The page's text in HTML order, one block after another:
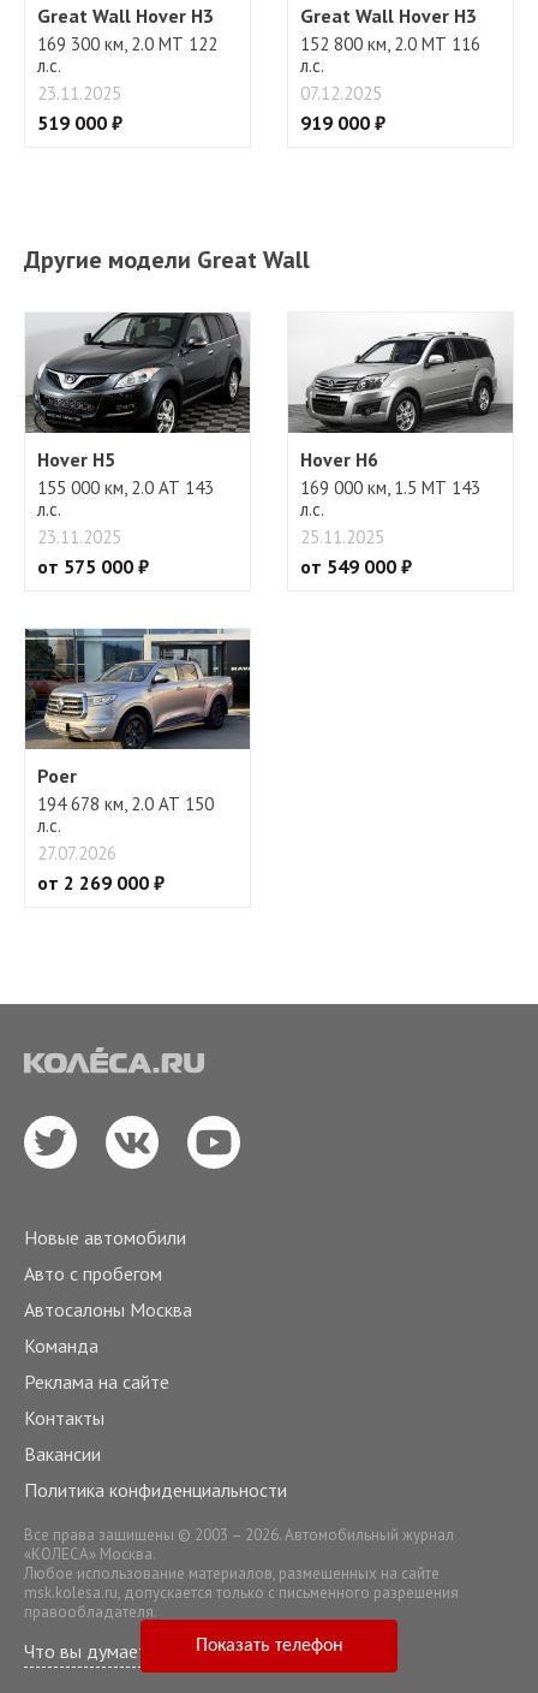
Показать телефон
Great Wall Hover H3
169 300 км, 2.0 МТ 122
л.с.
23.11.2025
519 000 ₽
Great Wall Hover H3
152 800 км, 2.0 МТ 116
л.с.
07.12.2025
919 000 ₽
Другие модели Great Wall
Hover H5
155 000 км, 2.0 АТ 143
л.с.
23.11.2025
от 575 000 ₽
Hover H6
169 000 км, 1.5 МТ 143
л.с.
25.11.2025
от 549 000 ₽
Poer
194 678 км, 2.0 АТ 150
л.с.
27.07.2026
от 2 269 000 ₽
Новые автомобили
Авто с пробегом
Автосалоны Москва
Команда
Реклама на сайте
Контакты
Вакансии
Политика конфиденциальности
Все права защищены © 2003 – 2026. Автомобильный журнал
«КОЛЕСА» Москва.
Любое использование материалов, размещенных на сайте
msk.kolesa.ru, допускается только с письменного разрешения
правообладателя.
Что вы думаете о нашем сервисе?